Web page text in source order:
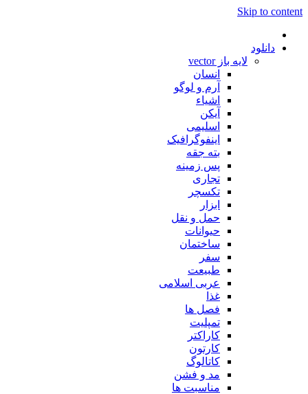
Skip to content
دانلود
لایه باز vector
انسان
آرم و لوگو
اشیاء
آیکن
اسلیمی
اینفوگرافیک
بته جقه
پس زمینه
تجاری
تکسچر
ابزار
حمل و نقل
حیوانات
ساختمان
سفر
طبیعت
عربی اسلامی
غذا
فصل ها
تمپلیت
کاراکتر
کارتون
کاتالوگ
مد و فشن
مناسبت ها